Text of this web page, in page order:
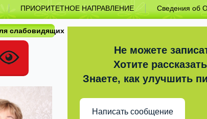
ПРИОРИТЕТНОЕ НАПРАВЛЕНИЕ Сведения об
слабовидящих
Не можете
Хотите
Знаете, как улучшить
Написать сообщение